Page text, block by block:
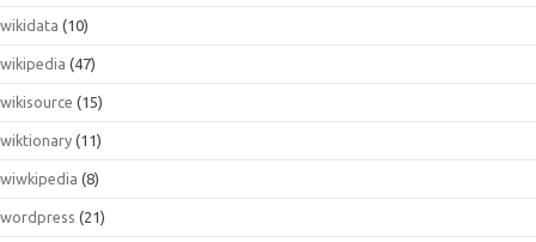
wikidata (10)
wikipedia (47)
wikisource (15)
wiktionary (11)
wiwkipedia (8)
wordpress (21)